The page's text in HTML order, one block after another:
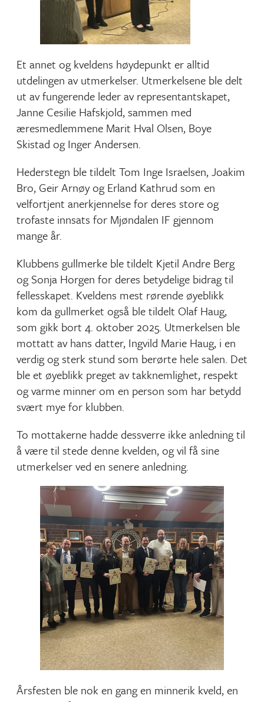
Et annet og kveldens høydepunkt er alltid
utdelingen av utmerkelser. Utmerkelsene ble delt
ut av fungerende leder av representantskapet,
Janne Cesilie Hafskjold, sammen med
æresmedlemmene Marit Hval Olsen, Boye
Skistad og Inger Andersen.
Hederstegn ble tildelt Tom Inge Israelsen, Joakim
Bro, Geir Arnøy og Erland Kathrud som en
velfortjent anerkjennelse for deres store og
trofaste innsats for Mjøndalen IF gjennom
mange år.
Klubbens gullmerke ble tildelt Kjetil Andre Berg
og Sonja Horgen for deres betydelige bidrag til
fellesskapet. Kveldens mest rørende øyeblikk
kom da gullmerket også ble tildelt Olaf Haug,
som gikk bort 4. oktober 2025. Utmerkelsen ble
mottatt av hans datter, Ingvild Marie Haug, i en
verdig og sterk stund som berørte hele salen. Det
ble et øyeblikk preget av takknemlighet, respekt
og varme minner om en person som har betydd
svært mye for klubben.
To mottakerne hadde dessverre ikke anledning til
å være til stede denne kvelden, og vil få sine
utmerkelser ved en senere anledning.
Årsfesten ble nok en gang en minnerik kveld, en